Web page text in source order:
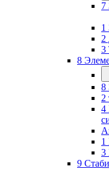
7
1
2
3
8
8
2
4
1
3
9